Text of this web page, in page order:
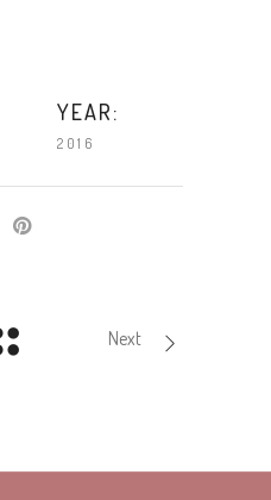
YEAR:
2016
Next